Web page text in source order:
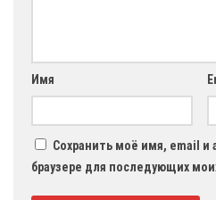
Имя
Сохранить моё имя, email и
браузере для последующих